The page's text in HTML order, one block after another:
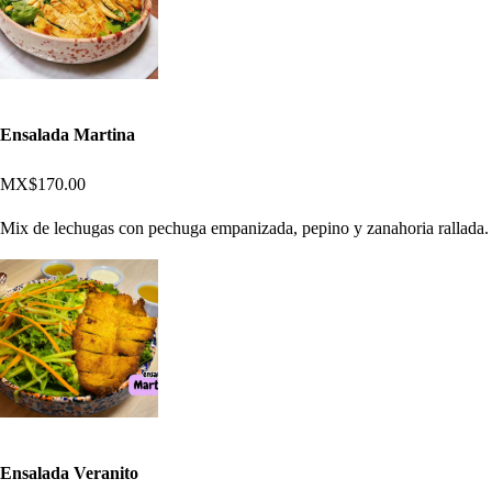
Ensalada Martina
MX$170.00
Mix de lechugas con pechuga empanizada, pepino y zanahoria rallada.
Ensalada Veranito